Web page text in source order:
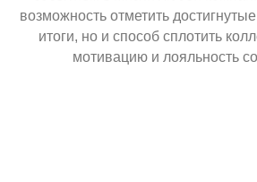
возможность отметить
итоги, но и способ сплотить
мотивацию и лояльность